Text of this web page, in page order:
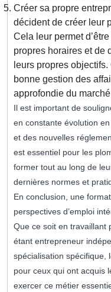
Créer sa propre
décident de créer leur
Cela leur permet
propres horaires et de
leurs propres
bonne gestion des
approfondie du
Il est important de
en constante évolution
et des nouvelles
est essentiel pour les
former tout au long de
dernières normes et
En conclusion, une
perspectives d’emploi
Que ce soit en travaillant
étant entrepreneur
spécialisation spécifique,
pour ceux qui ont acquis
exercer ce métier